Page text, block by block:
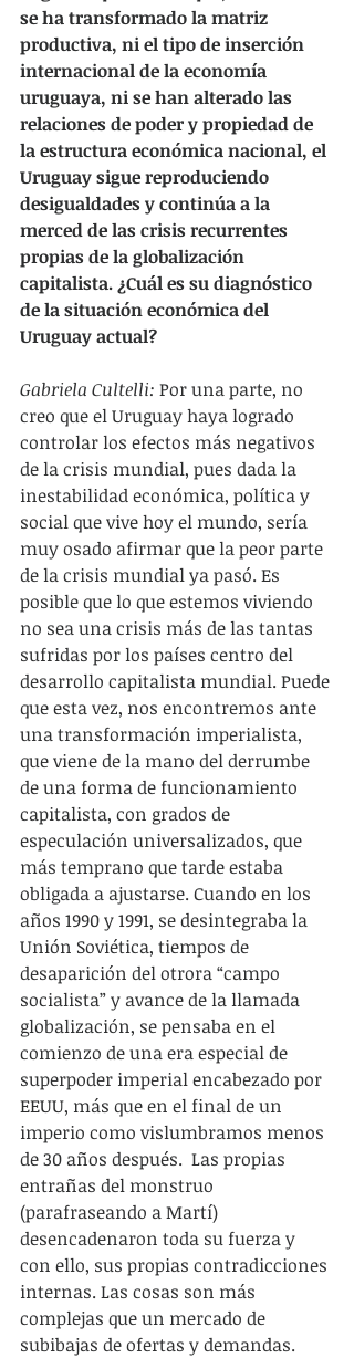
se ha transformado la matriz
productiva, ni el tipo de inserción
internacional de la economía
uruguaya, ni se han alterado las
relaciones de poder y propiedad de
la estructura económica nacional, el
Uruguay sigue reproduciendo
desigualdades y continúa a la
merced de las crisis recurrentes
propias de la globalización
capitalista. ¿Cuál es su diagnóstico
de la situación económica del
Uruguay actual?
Gabriela Cultelli: Por una parte, no
creo que el Uruguay haya logrado
controlar los efectos más negativos
de la crisis mundial, pues dada la
inestabilidad económica, política y
social que vive hoy el mundo, sería
muy osado afirmar que la peor parte
de la crisis mundial ya pasó. Es
posible que lo que estemos viviendo
no sea una crisis más de las tantas
sufridas por los países centro del
desarrollo capitalista mundial. Puede
que esta vez, nos encontremos ante
una transformación imperialista,
que viene de la mano del derrumbe
de una forma de funcionamiento
capitalista, con grados de
especulación universalizados, que
más temprano que tarde estaba
obligada a ajustarse. Cuando en los
años 1990 y 1991, se desintegraba la
Unión Soviética, tiempos de
desaparición del otrora “campo
socialista” y avance de la llamada
globalización, se pensaba en el
comienzo de una era especial de
superpoder imperial encabezado por
EEUU, más que en el final de un
imperio como vislumbramos menos
de 30 años después.  Las propias
entrañas del monstruo
(parafraseando a Martí)
desencadenaron toda su fuerza y
con ello, sus propias contradicciones
internas. Las cosas son más
complejas que un mercado de
subibajas de ofertas y demandas.